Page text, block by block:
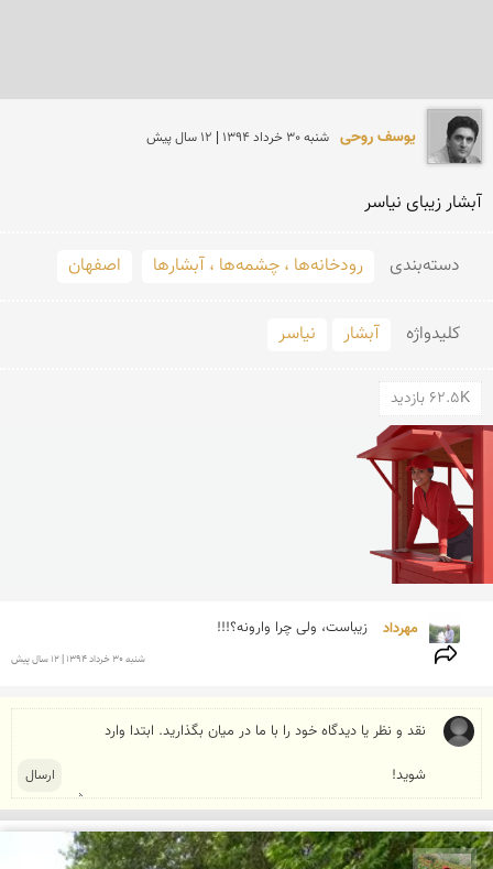
یوسف روحی شنبه 30 خرداد 1394 | 12 سال پیش
آبشار زیبای نیاسر
دسته‌بندی رودخانه‌ها ، چشمه‌ها ، آبشارها اصفهان
کلید‌واژه آبشار نیاسر
62.5K بازدید
مهرداد زیباست، ولی چرا وارونه؟!!!
شنبه 30 خرداد 1394 | 12 سال پیش